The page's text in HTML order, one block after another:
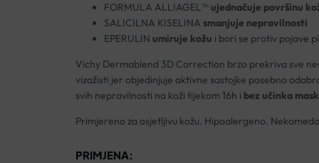
FORMULA ALLIAGEL™ ujednačuje površinu
SALICILNA KISELINA smanjuje nepravilnosti
EPERULIN umiruje kožu i bori se protiv pojave
Vichy Dermablend 3D Correction brzo prekriva sve
vizažisti jer objedinjuje aktivne sastojke posebno
svih nepravilnosti na koži tijekom 16h i bez učinka
Primjereno za osjetljivu kožu. Hipoalergeno.
PRIMJENA: